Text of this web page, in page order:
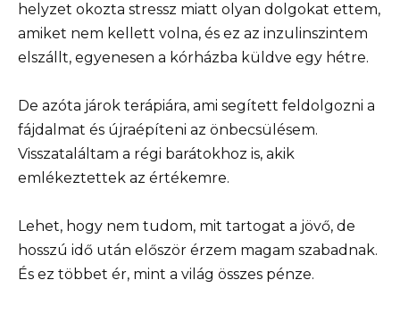
helyzet okozta stressz miatt olyan dolgokat ettem,
amiket nem kellett volna, és ez az inzulinszintem
elszállt, egyenesen a kórházba küldve egy hétre.
De azóta járok terápiára, ami segített feldolgozni a
fájdalmat és újraépíteni az önbecsülésem.
Visszataláltam a régi barátokhoz is, akik
emlékeztettek az értékemre.
Lehet, hogy nem tudom, mit tartogat a jövő, de
hosszú idő után először érzem magam szabadnak.
És ez többet ér, mint a világ összes pénze.